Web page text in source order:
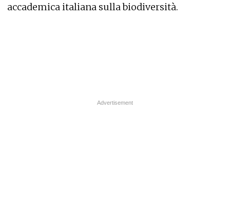
accademica italiana sulla biodiversità.